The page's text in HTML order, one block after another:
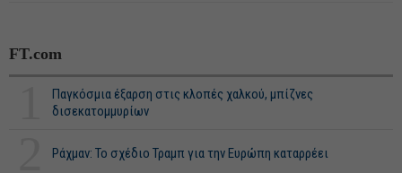
FT.com
Παγκόσμια έξαρση στις κλοπές χαλκού, μπίζνες
δισεκατομμυρίων
Ράχμαν: Το σχέδιο Τραμπ για την Ευρώπη καταρρέει